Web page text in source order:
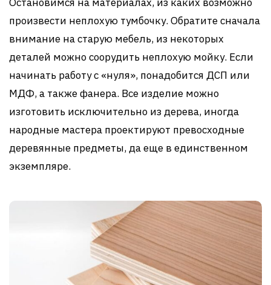
произвести неплохую тумбочку. Обратите сначала
внимание на старую мебель, из некоторых
деталей можно соорудить неплохую мойку. Если
начинать работу с «нуля», понадобится ДСП или
МДФ, а также фанера. Все изделие можно
изготовить исключительно из дерева, иногда
народные мастера проектируют превосходные
деревянные предметы, да еще в единственном
экземпляре.